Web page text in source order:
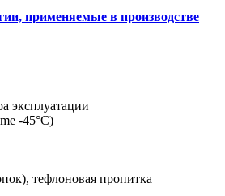
применяемые в производстве
эксплуатации
-45°С)
тефлоновая пропитка